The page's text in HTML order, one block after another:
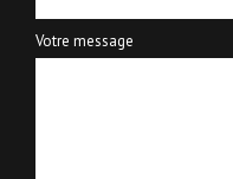
Votre message